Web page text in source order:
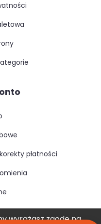
wyrażasz zgodę na
płatności